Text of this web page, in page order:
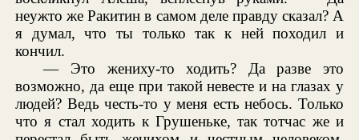
неужто же Ракитин в самом деле правду сказал? А
я думал, что ты только так к ней походил и
кончил.
— Это жениху-то ходить? Да разве это
возможно, да еще при такой невесте и на глазах у
людей? Ведь честь-то у меня есть небось. Только
что я стал ходить к Грушеньке, так тотчас же и